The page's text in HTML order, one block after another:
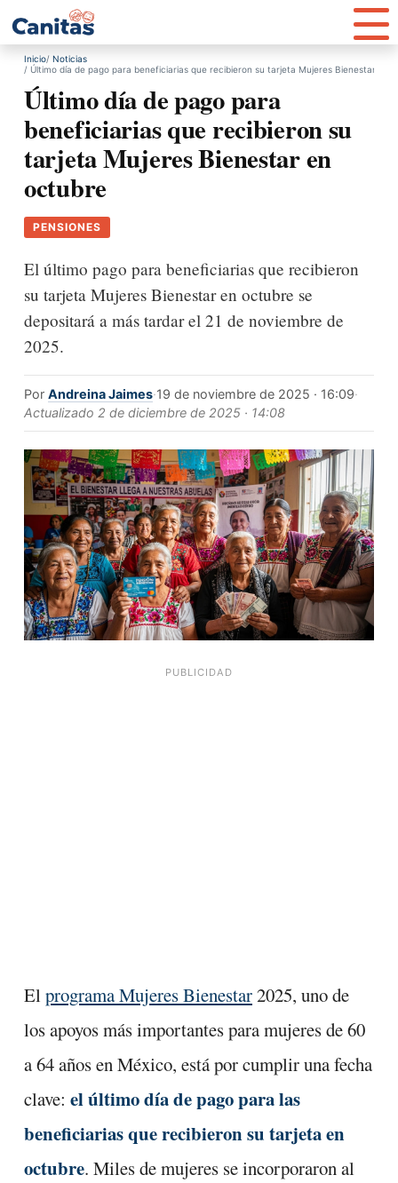
Inicio Noticias
Último día de pago para beneficiarias que recibieron su tarjeta Mujeres Bienestar en
Último día de pago para
beneficiarias que recibieron su
tarjeta Mujeres Bienestar en
octubre
PENSIONES
El último pago para beneficiarias que recibieron
su tarjeta Mujeres Bienestar en octubre se
depositará a más tardar el 21 de noviembre de
2025.
Por Andreina Jaimes·19 de noviembre de 2025 · 16:09·
Actualizado 2 de diciembre de 2025 · 14:08
PUBLICIDAD
Elprograma Mujeres Bienestar2025, uno de
los apoyos más importantes para mujeres de 60
a 64 años en México, está por cumplir una fecha
clave: el último día de pago para las
beneficiarias que recibieron su tarjeta en
octubre. Miles de mujeres se incorporaron al